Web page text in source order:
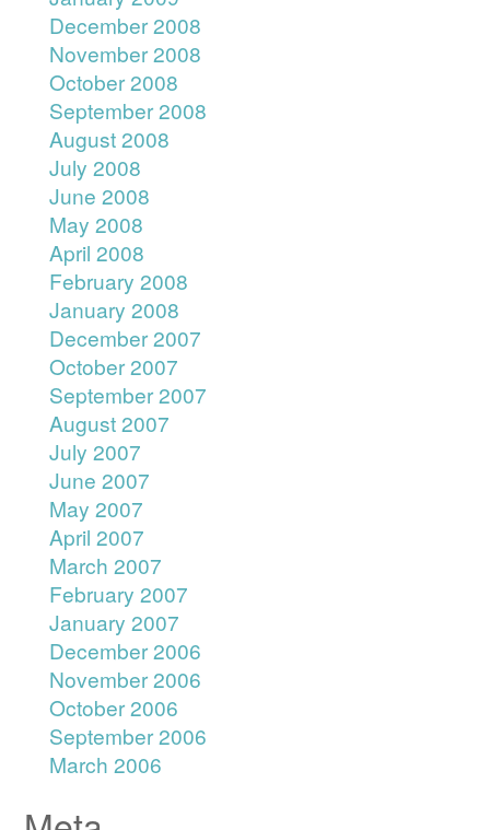
December 2008
November 2008
October 2008
September 2008
August 2008
July 2008
June 2008
May 2008
April 2008
February 2008
January 2008
December 2007
October 2007
September 2007
August 2007
July 2007
June 2007
May 2007
April 2007
March 2007
February 2007
January 2007
December 2006
November 2006
October 2006
September 2006
March 2006